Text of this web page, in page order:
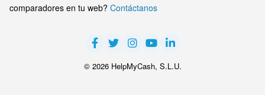
comparadores en tu web? Contáctanos
© 2026 HelpMyCash, S.L.U.